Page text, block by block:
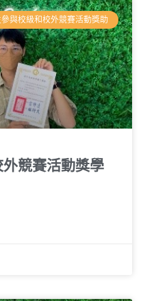
與校級和校外競賽活動獎助
競賽活動獎學